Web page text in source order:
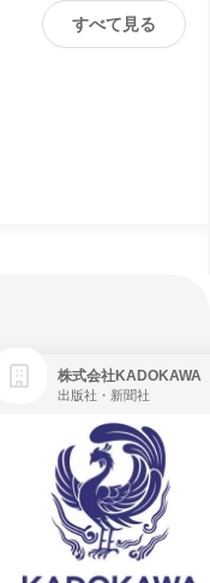
すべて見る
株式会社KADOKAWA
出版社・新聞社